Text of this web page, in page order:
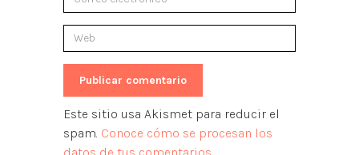
Este sitio usa Akismet para reducir el
spam. Conoce cómo se procesan los
datos de tus comentarios